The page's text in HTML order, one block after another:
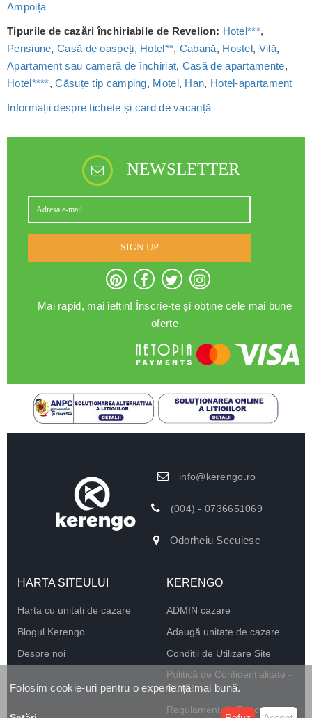
Ampoița
Tipurile de cazări închiriabile de Revelion: Hotel***,
Pensiune,Casă de oaspeți, Hotel**, Cabană, Hostel, Vilă,
Apartament sau cameră de închiriat, Casă de apartamente,
Hotel****,Căsuțe tip camping, Motel, Han, Hotel-apartament
Informații despre tichete și card de vacanță
NEWSLETTER
SIGN UP
Mai rapid, mai ieftin! Înscrie-te și obține cele mai bune
oferte
info@kerengo.ro
(004) - 0736651069
Odorheiu Secuiesc
HARTA SITEULUI
Harta cu unitati de cazare
Blogul Kerengo
Despre noi
KERENGO
ADMIN cazare
Adaugă unitate de cazare
Conditii de Utilizare Site
Politică de Confidențialitate -
GDPR
Regulament de Funcționare
Folosim cookie-uri pentru o experiență mai bună.